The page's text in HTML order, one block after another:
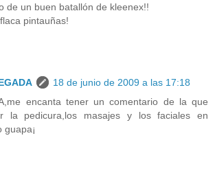
de un buen batallón de kleenex!!
pintauñas!
18 de junio de 2009 a las 17:18
encanta tener un comentario de la que
la pedicura,los masajes y los faciales en
guapa¡